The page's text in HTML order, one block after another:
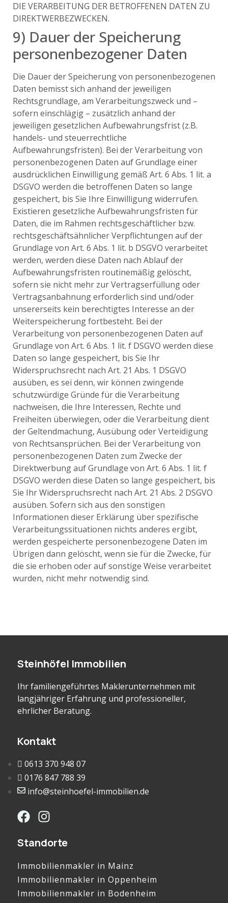
DIE VERARBEITUNG DER BETROFFENEN DATEN ZU
DIREKTWERBEZWECKEN.
9) Dauer der Speicherung
personenbezogener Daten
Die Dauer der Speicherung von personenbezogenen
Daten bemisst sich anhand der jeweiligen
Rechtsgrundlage, am Verarbeitungszweck und –
sofern einschlägig – zusätzlich anhand der
jeweiligen gesetzlichen Aufbewahrungsfrist (z.B.
handels- und steuerrechtliche
Aufbewahrungsfristen). Bei der Verarbeitung von
personenbezogenen Daten auf Grundlage einer
ausdrücklichen Einwilligung gemäß Art. 6 Abs. 1 lit. a
DSGVO werden die betroffenen Daten so lange
gespeichert, bis Sie Ihre Einwilligung widerrufen.
Existieren gesetzliche Aufbewahrungsfristen für
Daten, die im Rahmen rechtsgeschäftlicher bzw.
rechtsgeschäftsähnlicher Verpflichtungen auf der
Grundlage von Art. 6 Abs. 1 lit. b DSGVO verarbeitet
werden, werden diese Daten nach Ablauf der
Aufbewahrungsfristen routinemäßig gelöscht,
sofern sie nicht mehr zur Vertragserfüllung oder
Vertragsanbahnung erforderlich sind und/oder
unsererseits kein berechtigtes Interesse an der
Weiterspeicherung fortbesteht. Bei der
Verarbeitung von personenbezogenen Daten auf
Grundlage von Art. 6 Abs. 1 lit. f DSGVO werden diese
Daten so lange gespeichert, bis Sie Ihr
Widerspruchsrecht nach Art. 21 Abs. 1 DSGVO
ausüben, es sei denn, wir können zwingende
schutzwürdige Gründe für die Verarbeitung
nachweisen, die Ihre Interessen, Rechte und
Freiheiten überwiegen, oder die Verarbeitung dient
der Geltendmachung, Ausübung oder Verteidigung
von Rechtsansprüchen. Bei der Verarbeitung von
personenbezogenen Daten zum Zwecke der
Direktwerbung auf Grundlage von Art. 6 Abs. 1 lit. f
DSGVO werden diese Daten so lange gespeichert, bis
Sie Ihr Widerspruchsrecht nach Art. 21 Abs. 2 DSGVO
ausüben. Sofern sich aus den sonstigen
Informationen dieser Erklärung über spezifische
Verarbeitungssituationen nichts anderes ergibt,
werden gespeicherte personenbezogene Daten im
Übrigen dann gelöscht, wenn sie für die Zwecke, für
die sie erhoben oder auf sonstige Weise verarbeitet
wurden, nicht mehr notwendig sind.
Steinhöfel Immobilien
Ihr familiengeführtes Maklerunternehmen mit
langjähriger Erfahrung und professioneller,
ehrlicher Beratung.
Kontakt
0613 370 948 07
0176 847 788 39
info@steinhoefel-immobilien.de
Standorte
Immobilienmakler in Mainz
Immobilienmakler in Oppenheim
Immobilienmakler in Bodenheim